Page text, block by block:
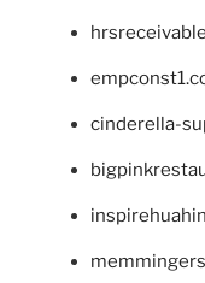
cinderella-